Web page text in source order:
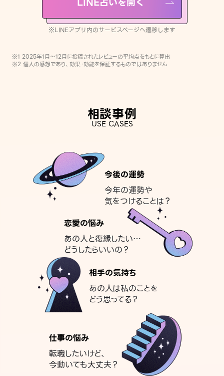
※LINEアプリ内のサービスページへ遷移します
※1 2025年1月〜12月に投稿されたレビューの平均点をもとに算出
※2 個人の感想であり、効果・効能を保証するものではありません
相談事例
USE CASES
今後の運勢
今年の運勢や
気をつけることは？
恋愛の悩み
あの人と復縁したい…
どうしたらいいの？
相手の気持ち
あの人は私のことを
どう思ってる？
仕事の悩み
転職したいけど、
今動いても大丈夫？